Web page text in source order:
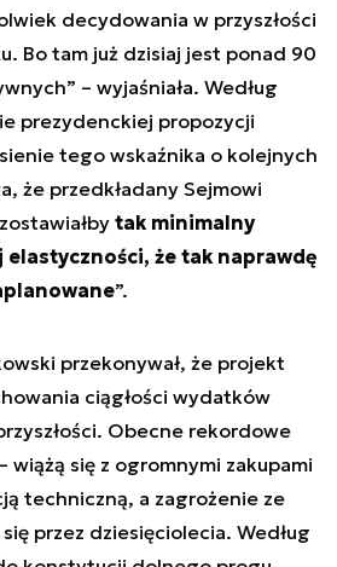
decydowania w przyszłości
Bo tam już dzisiaj jest ponad 90
– wyjaśniała. Według
prezydenckiej propozycji
tego wskaźnika o kolejnych
że przedkładany Sejmowi
tak minimalny
że tak naprawdę
”.
przekonywał, że projekt
ciągłości wydatków
Obecne rekordowe
wiążą się z ogromnymi zakupami
techniczną, a zagrożenie ze
przez dziesięciolecia. Według